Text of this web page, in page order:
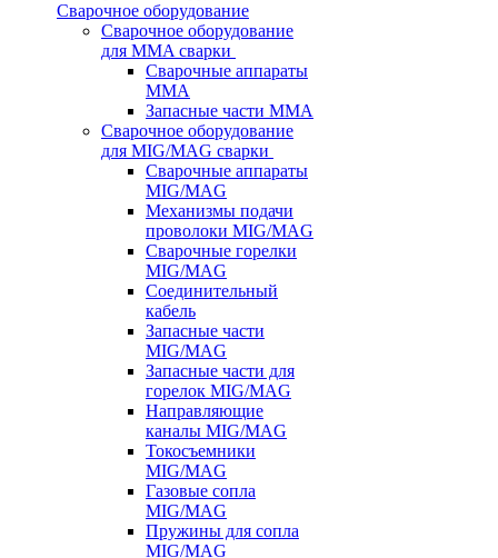
Сварочное оборудование
Сварочное оборудование
для MMA сварки
Сварочные аппараты
MMA
Запасные части MMA
Сварочное оборудование
для MIG/MAG сварки
Сварочные аппараты
MIG/MAG
Механизмы подачи
проволоки MIG/MAG
Сварочные горелки
MIG/MAG
Соединительный
кабель
Запасные части
MIG/MAG
Запасные части для
горелок MIG/MAG
Направляющие
каналы MIG/MAG
Токосъемники
MIG/MAG
Газовые сопла
MIG/MAG
Пружины для сопла
MIG/MAG